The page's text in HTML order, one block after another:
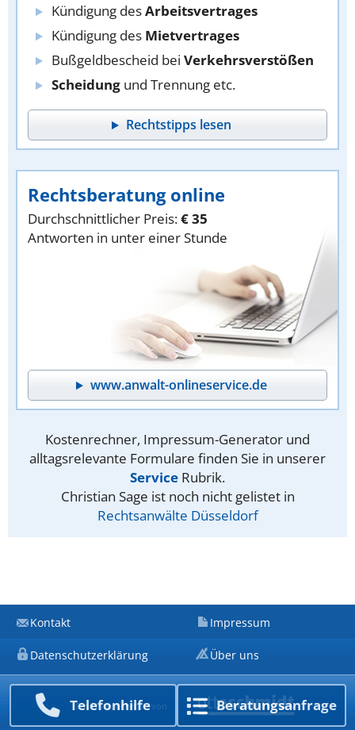
Kündigung desArbeitsvertrages
Kündigung des Mietvertrages
Bußgeldbescheid bei Verkehrsverstößen
Scheidung und Trennung etc.
Rechtstipps lesen
Rechtsberatung online
Durchschnittlicher Preis:€ 35
Antworten in unter einer Stunde
www.anwalt-onlineservice.de
Kostenrechner, Impressum-Generator und
alltagsrelevante Formulare finden Sie in unserer
Service Rubrik.
Christian Sage ist noch nicht gelistet in
Rechtsanwälte Düsseldorf
Telefon­hilfe Beratungs­anfrage
Kontakt Impressum
Datenschutzerklärung Über uns
Ein Unternehmen von